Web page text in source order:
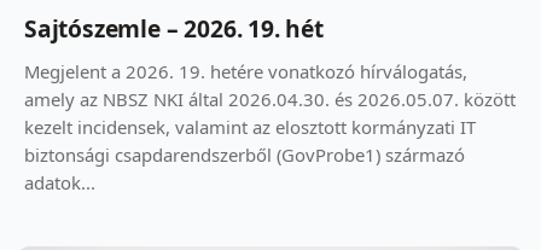
Sajtószemle – 2026. 19. hét
Megjelent a 2026. 19. hetére vonatkozó hírválogatás,
amely az NBSZ NKI által 2026.04.30. és 2026.05.07. között
kezelt incidensek, valamint az elosztott kormányzati IT
biztonsági csapdarendszerből (GovProbe1) származó
adatok...